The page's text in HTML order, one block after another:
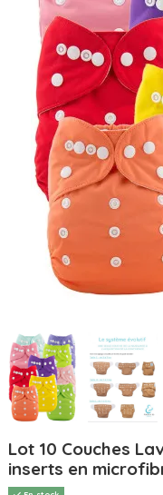
Lot 10 Couches
inserts en